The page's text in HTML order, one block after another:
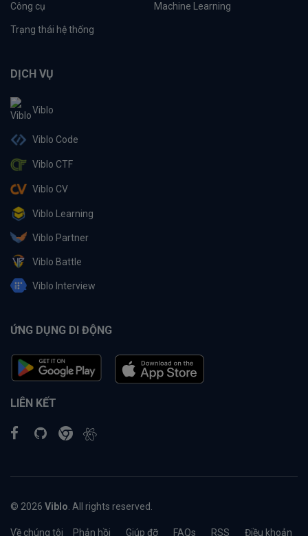
Công cụ Machine Learning
Trạng thái hệ thống
DỊCH VỤ
Viblo
Viblo Code
Viblo CTF
Viblo CV
Viblo Learning
Viblo Partner
Viblo Battle
Viblo Interview
ỨNG DỤNG DI ĐỘNG
LIÊN KẾT
© 2026 Viblo . All rights reserved.
Về chúng tôi Phản hồi Giúp đỡ FAQs RSS Điều khoản